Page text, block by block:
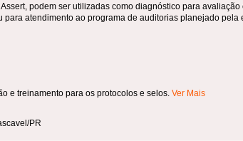
podem ser utilizadas como diagnóstico para
para atendimento ao programa de auditorias planejado pela
e treinamento para os protocolos e selos.Ver Mais
PR